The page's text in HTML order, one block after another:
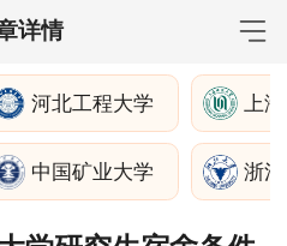
详情
策 学制学费
报名流程
生简章
河北工程大学 上
中国矿业大学